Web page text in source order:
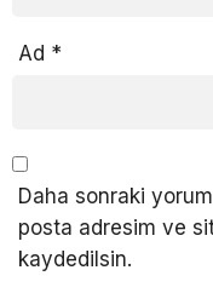
Ad *
Daha sonraki
posta adresim ve
kaydedilsin.